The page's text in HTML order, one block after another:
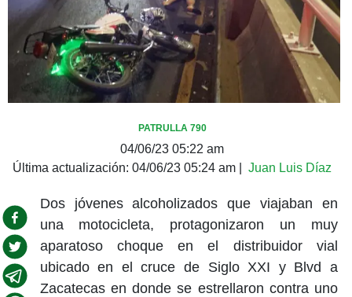
PATRULLA 790
04/06/23 05:22 am
Última actualización: 04/06/23 05:24 am Juan Luis Díaz
Dos jóvenes alcoholizados que viajaban en
una motocicleta, protagonizaron un muy
aparatoso choque en el distribuidor vial
ubicado en el cruce de Siglo XXI y Blvd a
Zacatecas en donde se estrellaron contra uno